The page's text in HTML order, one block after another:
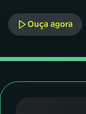
04PROGRAMAS
06VIDEOCASTS
Ouça agora